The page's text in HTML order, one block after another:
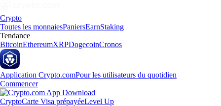
Crypto
Toutes les monnaiesPaniersEarnStaking
Tendance
BitcoinEthereumXRPDogecoinCronos
Application Crypto.comPour les utilisateurs du quotidien
Commencer
CryptoCarte Visa prépayéeLevel Up